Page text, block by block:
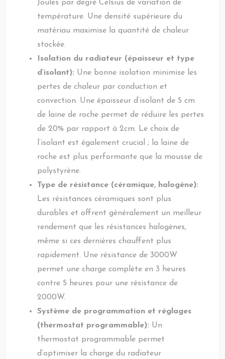
Joules par degré Celsius de variation de
température. Une densité supérieure du
matériau maximise la quantité de chaleur
stockée.
Isolation du radiateur (épaisseur et type
d’isolant): Une bonne isolation minimise les
pertes de chaleur par conduction et
convection. Une épaisseur d’isolant de 5 cm
de laine de roche permet de réduire les pertes
de 20% par rapport à 2cm. Le choix de
l’isolant est également crucial ; la laine de
roche est plus performante que la mousse de
polystyrène.
Type de résistance (céramique, halogène):
Les résistances céramiques sont plus
durables et offrent généralement un meilleur
rendement que les résistances halogènes,
même si ces dernières chauffent plus
rapidement. Une résistance de 3000W
permet une charge complète en 3 heures
contre 5 heures pour une résistance de
2000W.
Système de programmation et réglages
(thermostat programmable): Un
thermostat programmable permet
d’optimiser la charge du radiateur